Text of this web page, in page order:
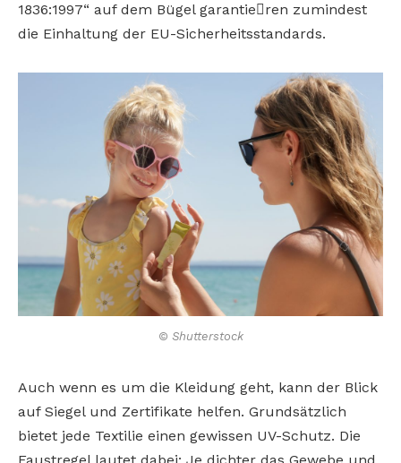
1836:1997“ auf dem Bügel garantie￾ren zumindest
die Einhaltung der EU-Sicherheitsstandards.
© Shutterstock
Auch wenn es um die Kleidung geht, kann der Blick
auf Siegel und Zertifikate helfen. Grundsätzlich
bietet jede Textilie einen gewissen UV-Schutz. Die
Faustregel lautet dabei: Je dichter das Gewebe und